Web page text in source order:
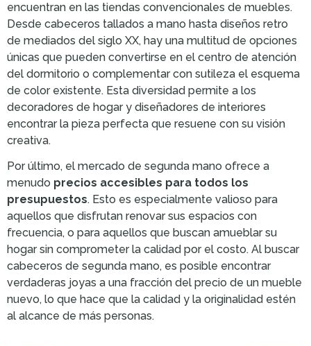
encuentran en las tiendas convencionales de muebles.
Desde cabeceros tallados a mano hasta diseños retro
de mediados del siglo XX, hay una multitud de opciones
únicas que pueden convertirse en el centro de atención
del dormitorio o complementar con sutileza el esquema
de color existente. Esta diversidad permite a los
decoradores de hogar y diseñadores de interiores
encontrar la pieza perfecta que resuene con su visión
creativa.
Por último, el mercado de segunda mano ofrece a
menudo precios accesibles para todos los
presupuestos. Esto es especialmente valioso para
aquellos que disfrutan renovar sus espacios con
frecuencia, o para aquellos que buscan amueblar su
hogar sin comprometer la calidad por el costo. Al buscar
cabeceros de segunda mano, es posible encontrar
verdaderas joyas a una fracción del precio de un mueble
nuevo, lo que hace que la calidad y la originalidad estén
al alcance de más personas.